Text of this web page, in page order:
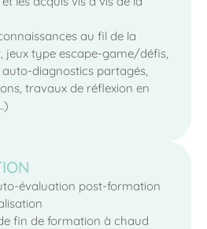
au fil de la
jeux type escape-game/défis,
diagnostics partagés,
travaux de réflexion en
évaluation post-formation
fin de formation à chaud